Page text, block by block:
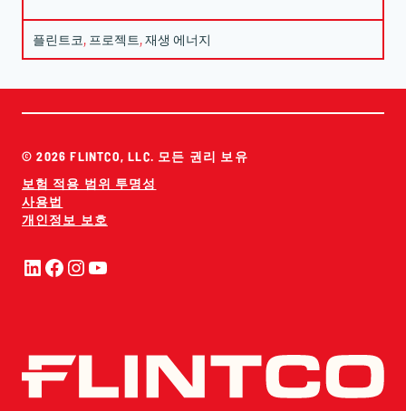
플린트코, 프로젝트, 재생 에너지
© 2026 FLINTCO, LLC. 모든 권리 보유
보험 적용 범위 투명성
사용법
개인정보 보호
링크드인
페이스북
인스타그램
유튜브